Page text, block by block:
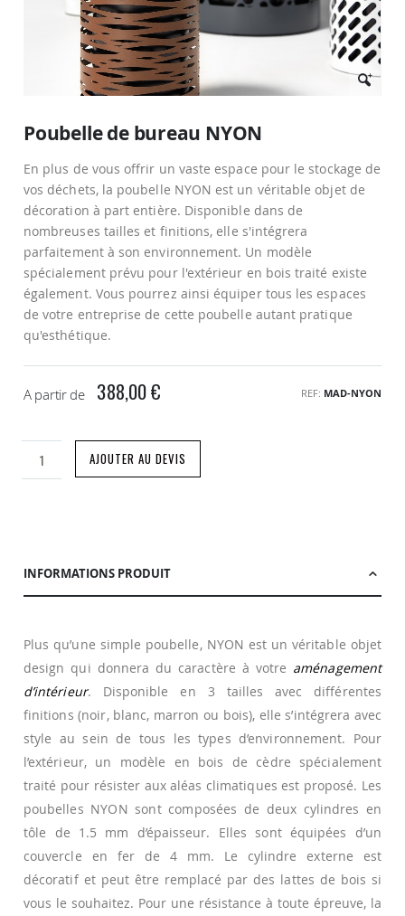
début
la
Galerie
Poubelle de bureau NYON
En plus de vous offrir un vaste espace pour le stockage de
vos déchets, la poubelle NYON est un véritable objet de
décoration à part entière. Disponible dans de
nombreuses tailles et finitions, elle s'intégrera
parfaitement à son environnement. Un modèle
spécialement prévu pour l'extérieur en bois traité existe
également. Vous pourrez ainsi équiper tous les espaces
de votre entreprise de cette poubelle autant pratique
qu'esthétique.
A partir de 388,00 € REF MAD-NYON
AJOUTER AU DEVIS
INFORMATIONS PRODUIT
Plus qu’une simple poubelle, NYON est un véritable objet
design qui donnera du caractère à votre aménagement
d’intérieur. Disponible en 3 tailles avec différentes
finitions (noir, blanc, marron ou bois), elle s’intégrera avec
style au sein de tous les types d’environnement. Pour
l’extérieur, un modèle en bois de cèdre spécialement
traité pour résister aux aléas climatiques est proposé. Les
poubelles NYON sont composées de deux cylindres en
tôle de 1.5 mm d’épaisseur. Elles sont équipées d’un
couvercle en fer de 4 mm. Le cylindre externe est
décoratif et peut être remplacé par des lattes de bois si
vous le souhaitez. Pour une résistance à toute épreuve, la